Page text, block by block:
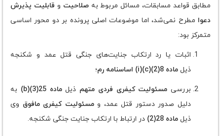
مطابق قواعد مسابقات، مسائل مربوط بهصلاحیت و قابلیت پذیرش
دعوا مطرح نمی‌شد، اما موضوعات اصلی پرونده بر دو محور اساسی
متمرکز بود:
اثبات یا رد ارتکاب جنایت‌های جنگی قتل عمد و شکنجه
ذیل ماده 8(2)(c)(i) اساسنامه رم ؛
بررسی مسئولیت کیفری فردی متهم ذیلماده 25(3)(b)
به
دلیل صدور دستور قتل عمد، ومسئولیت کیفری مافوق وی
ذیل ماده 28(2) در ارتباط با ارتکاب جنایت جنگی شکنجه.